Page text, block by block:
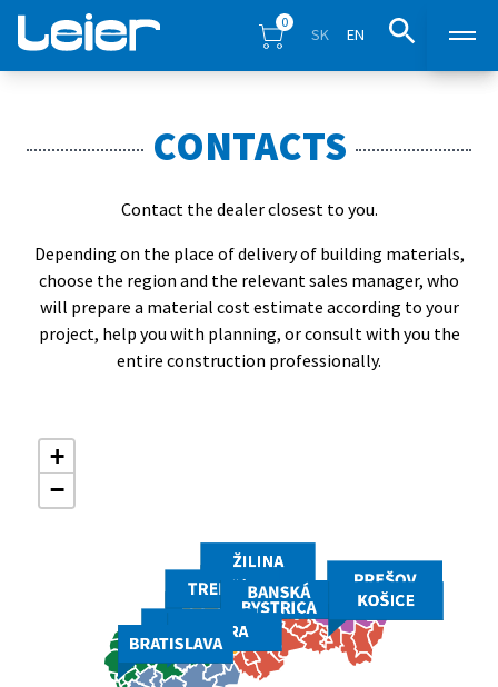
0
SK EN
Eshop
Blog
CONTACTS
Contact the dealer closest to you.
Depending on the place of delivery of building materials,
choose the region and the relevant sales manager, who
will prepare a material cost estimate according to your
project, help you with planning, or consult with you the
entire construction professionally.
+
−